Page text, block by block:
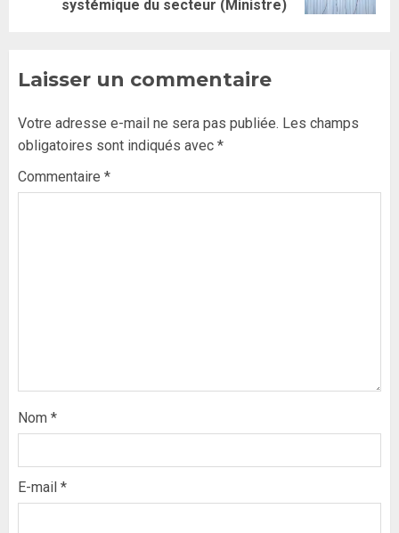
systémique du secteur (Ministre)
Laisser un commentaire
Votre adresse e-mail ne sera pas publiée. Les champs
obligatoires sont indiqués avec *
Commentaire *
Nom *
E-mail *